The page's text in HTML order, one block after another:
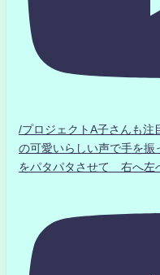
/プロジェクトA子さんも
の可愛いらしい声で手を
をパタパタさせて 右へ左